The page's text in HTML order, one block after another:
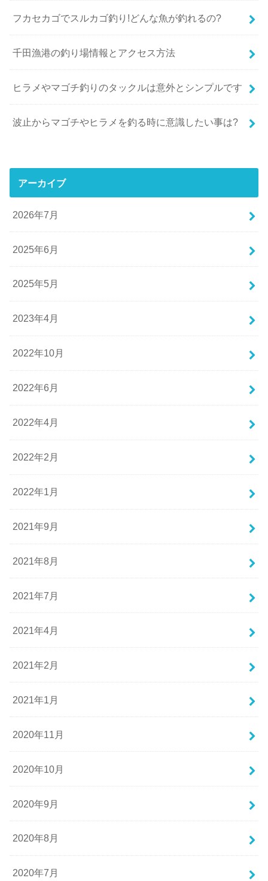
フカセカゴでスルカゴ釣り!どんな魚が釣れるの?
千田漁港の釣り場情報とアクセス方法
ヒラメやマゴチ釣りのタックルは意外とシンプルです
波止からマゴチやヒラメを釣る時に意識したい事は?
アーカイブ
2026年7月
2025年6月
2025年5月
2023年4月
2022年10月
2022年6月
2022年4月
2022年2月
2022年1月
2021年9月
2021年8月
2021年7月
2021年4月
2021年2月
2021年1月
2020年11月
2020年10月
2020年9月
2020年8月
2020年7月